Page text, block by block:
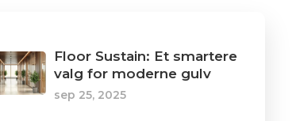
Floor Sustain: Et smartere
valg for moderne gulv
sep 25, 2025